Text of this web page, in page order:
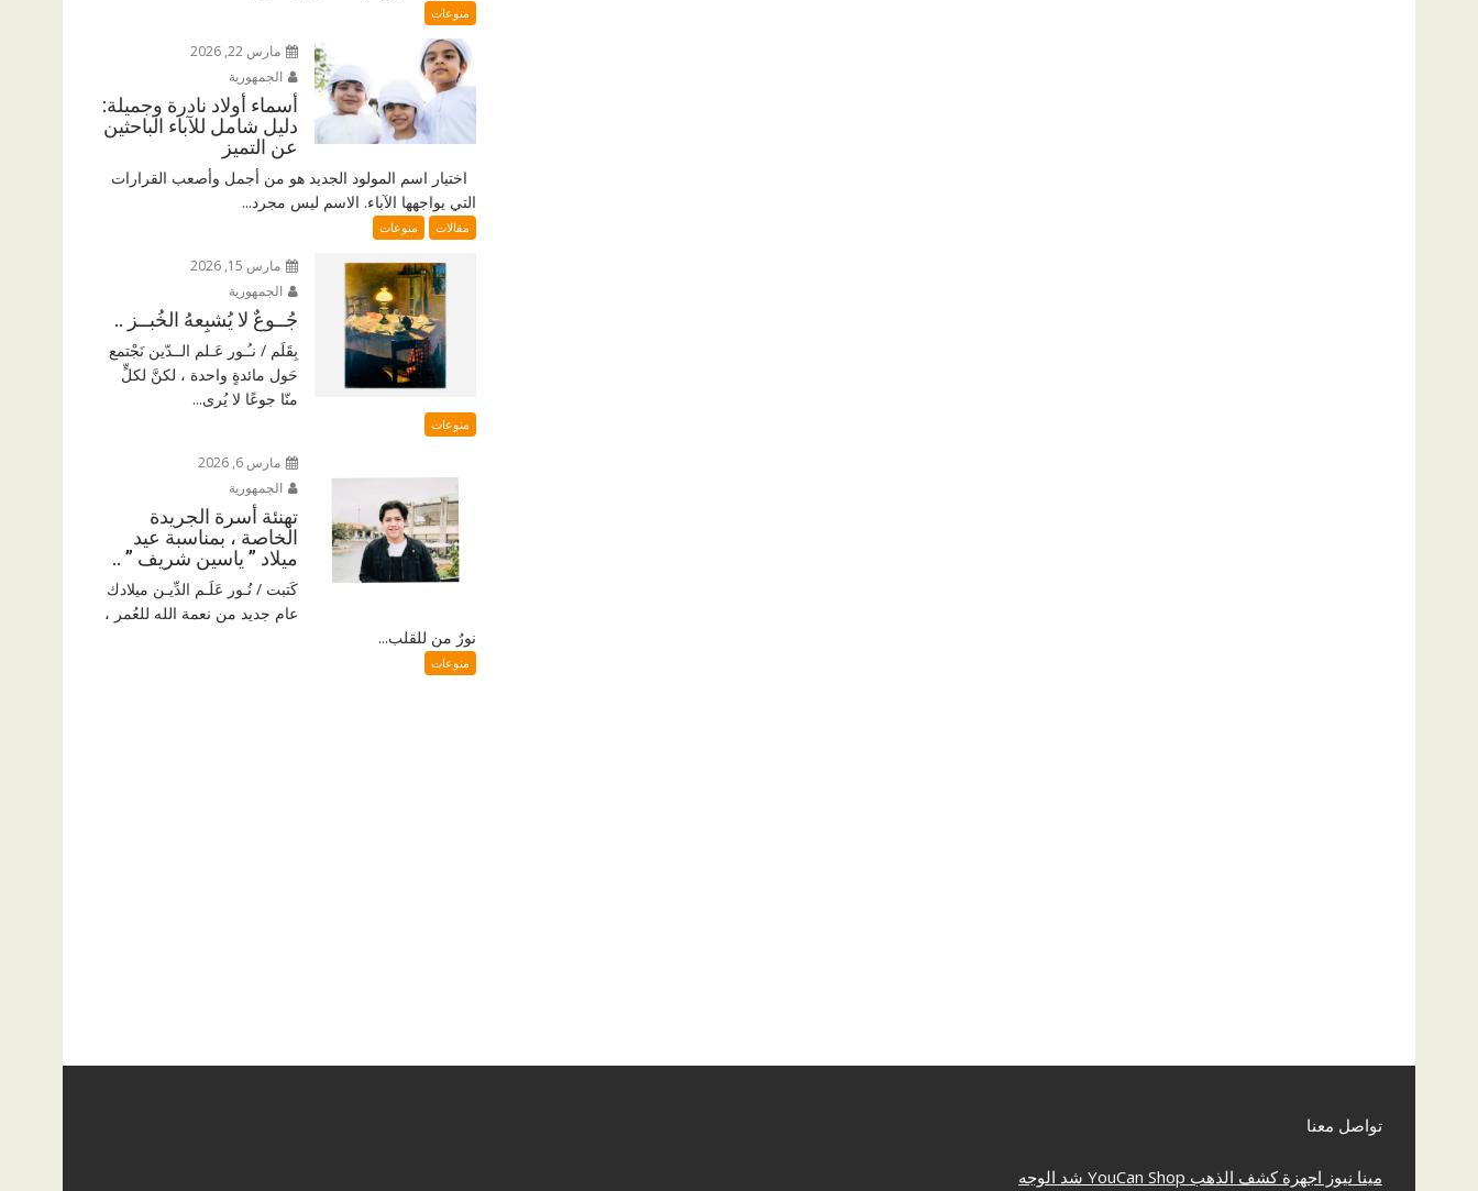
منوعات
مارس 22, 2026
الجمهورية
أسماء أولاد نادرة وجميلة:
دليل شامل للآباء الباحثين
عن التميز
اختيار اسم المولود الجديد هو من أجمل وأصعب القرارات
التي يواجهها الآباء. الاسم ليس مجرد...
مقالات منوعات
مارس 15, 2026
الجمهورية
جُــوعٌ لا يُشبِعهُ الخُبــز ..
بِقَلَم / نـُـور عَـلم الــدّين نَجْتمع
حَول مائدةٍ واحدة ، لكنَّ لكلٍّ
منّا جوعًا لا يُرى...
منوعات
مارس 6, 2026
الجمهورية
تهنئة أسرة الجريدة
الخاصة ، بمناسبة عيد
ميلاد ” ياسين شريف ” ..
كَتبت / نُـور عَلَـم الدِّيـن ميلادك
عام جديد من نعمة الله للعُمر ،
نورٌ من للقلب...
منوعات
تواصل معنا
مينا نيوز اجهزة كشف الذهب YouCan Shop شد الوجه